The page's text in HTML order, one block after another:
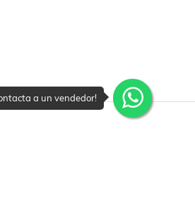
a un vendedor!